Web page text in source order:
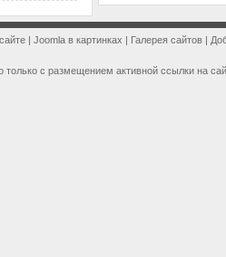
| Joomla в картинках | Галерея сайтов |
с размещением активной ссылки на